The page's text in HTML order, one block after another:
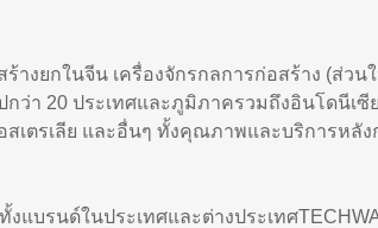
งยกในจีน เครื่องจักรกลการก่อสร้าง (ส่วน
า 20 ประเทศและภูมิภาครวมถึงอินโดนีเซี
เตรเลีย และอื่นๆ ทั้งคุณภาพและบริการหลัง
แบรนด์ในประเทศและต่างประเทศ